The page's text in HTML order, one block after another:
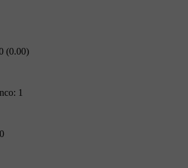
(0.00)
1
0